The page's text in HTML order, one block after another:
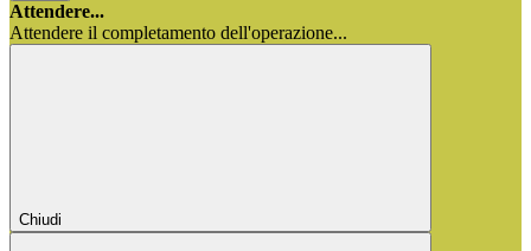
Attendere...
Attendere il completamento dell'operazione...
Chiudi